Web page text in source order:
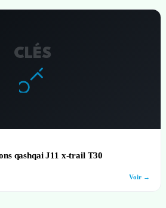
CLÉS
qashqai J11 x-trail T30
Voir →